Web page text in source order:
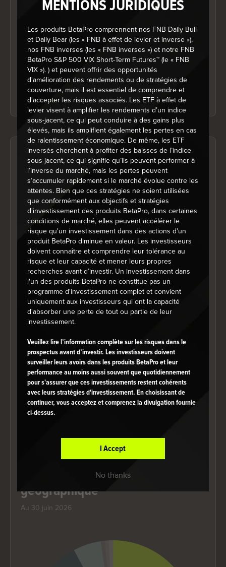
(%)
La réglementation des fonds de placement limite la
présentation des chiffres de performance jusqu'à ce
qu'un fonds atteigne son premier anniversaire.
Répartition sectorielle
Au 30 juin 2026
Chart
Pie chart with 1 slice.
End of interactive chart.
Catégorie Pondération
Technologies de l'information
Meilleure exposition
géographique
Au 30 juin 2026
Pie chart with 6 slices.
MENTIONS JURIDIQUES
Les produits BetaPro comprennent nos FNB Daily Bull
et Daily Bear (les « FNB à effet de levier et inverse »),
nos FNB inverses (les « FNB inverses ») et notre FNB
BetaPro S&P 500 VIX Short-Term Futures™ (le « FNB
VIX »). ) et peuvent offrir des opportunités
d'amélioration des rendements ou de stratégies de
couverture, mais il est essentiel de comprendre et
d'accepter les risques associés. Les ETF à effet de
levier visent à amplifier les rendements d’un indice
sous-jacent, ce qui peut conduire à des gains plus
élevés, mais ils amplifient également les pertes en cas
de ralentissement économique. De même, les ETF
inversés cherchent à profiter des baisses de l’indice
sous-jacent, ce qui signifie qu’ils peuvent performer à
l’inverse du marché, mais les pertes peuvent
s’accumuler rapidement si le marché évolue contre les
attentes. Bien que ces stratégies ne soient utilisées
que conformément aux objectifs et stratégies
d'investissement des produits BetaPro, dans certaines
conditions de marché, elles peuvent accélérer le
risque qu'un investissement dans des actions d'un
produit BetaPro diminue en valeur. Les investisseurs
doivent connaître et comprendre leur tolérance au
risque et leur capacité et mener leurs propres
recherches avant d’investir. Un investissement dans
l'un des produits BetaPro ne constitue pas un
programme d'investissement complet et convient
uniquement aux investisseurs qui ont la capacité
d'absorber une perte de tout ou partie de leur
investissement.
Veuillez lire l’information complète sur les risques dans le
prospectus avant d’investir. Les investisseurs doivent
surveiller leurs avoirs dans les produits BetaPro et leur
performance au moins aussi souvent que quotidiennement
pour s'assurer que ces investissements restent cohérents
avec leurs stratégies d'investissement. En choisissant de
continuer, vous acceptez et comprenez la divulgation fournie
ci-dessus.
I Accept
No thanks